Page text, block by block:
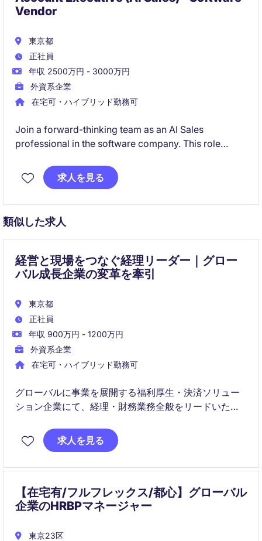
Vendor
東京都
正社員
年収 2500万円 - 3000万円
外資系企業
在宅可・ハイブリッド勤務可
Join a forward-thinking team as an AI Sales
professional in the software company. This role
deliver exceptional results in a Tokyo-based
environment.
求人を見る
類似した求人
経営と現場をつなぐ経理リーダー｜グロー
バル成長企業の変革を牽引
東京都
正社員
年収 900万円 - 1200万円
外資系企業
在宅可・ハイブリッド勤務可
グローバルに事業を展開する福利厚生・決済ソリュー
ション企業にて、経理・財務業務全般をリードいただ
に加え、会計システム刷新プロジェクトの中核メンバ
ーとして、業務変革と組織成長を推進していただきま
求人を見る
【在宅有/フルフレックス/都心】グローバル
企業のHRBPマネージャー
東京23区